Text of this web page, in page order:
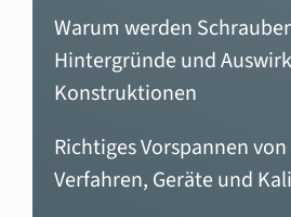
Warum werden
Hintergründe und
Konstruktionen
Richtiges Vorspannen
Verfahren, Geräte und